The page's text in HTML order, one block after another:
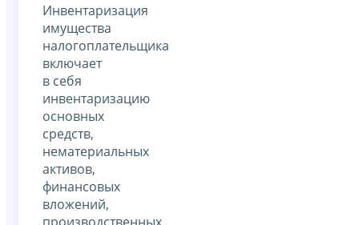
Инвентаризация
имущества
налогоплательщика
включает
в себя
инвентаризацию
основных
средств,
нематериальных
активов,
финансовых
вложений,